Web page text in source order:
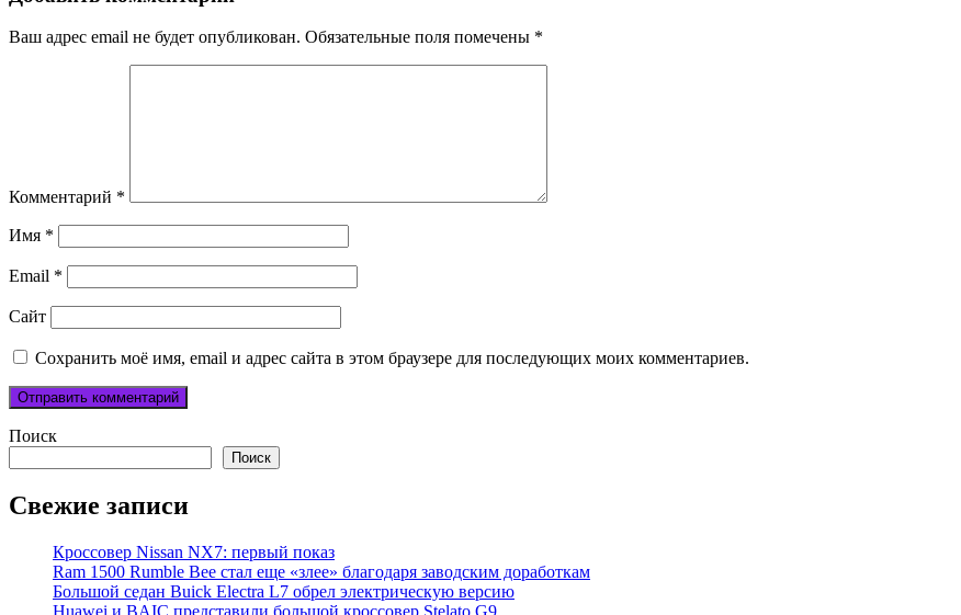
Ваш адрес email не будет опубликован. Обязательные поля помечены *
Комментарий *
Имя *
Email *
Сайт
Сохранить моё имя, email и адрес сайта в этом браузере для последующих моих комментариев.
Поиск
Поиск
Свежие записи
Кроссовер Nissan NX7: первый показ
Ram 1500 Rumble Bee стал еще «злее» благодаря заводским доработкам
Большой седан Buick Electra L7 обрел электрическую версию